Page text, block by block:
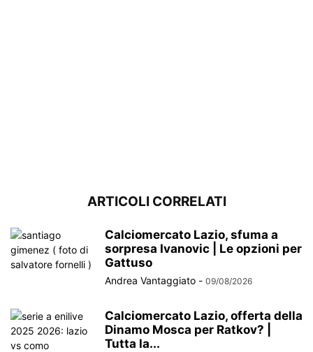
ARTICOLI CORRELATI
Calciomercato Lazio, sfuma a
sorpresa Ivanovic | Le opzioni per
Gattuso
Andrea Vantaggiato - 09/08/2026
Calciomercato Lazio, offerta della
Dinamo Mosca per Ratkov? |
Tutta la...